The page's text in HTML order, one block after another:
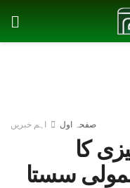
صفحہ اول اہم خبریں
کا
سستا